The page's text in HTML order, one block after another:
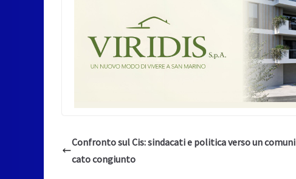
Confronto sul Cis: sindacati e politica verso un comuni
cato congiunto